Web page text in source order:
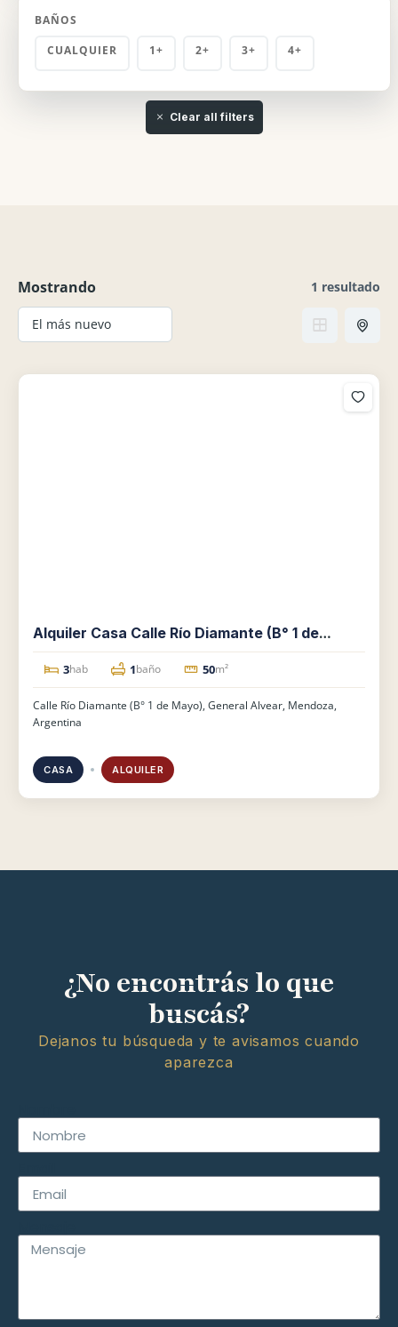
BAÑOS
CUALQUIER
1+ 2+ 3+ 4+
Clear all filters
Mostrando 1 resultado
Alquiler Casa Calle Río Diamante (B° 1 de
Mayo)
3hab 1baño 50m²
Calle Río Diamante (B° 1 de Mayo), General Alvear, Mendoza,
Argentina
CASA ALQUILER
¿No encontrás lo que
buscás?
Dejanos tu búsqueda y te avisamos cuando
aparezca